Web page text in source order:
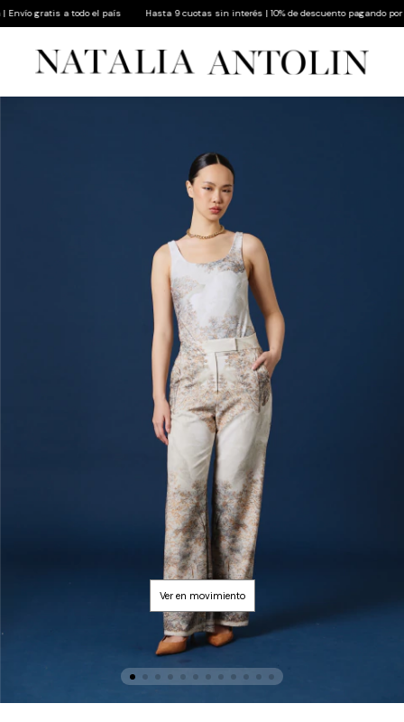
gratis a todo el país Hasta 9 cuotas sin interés | 10% de descuento pagando por